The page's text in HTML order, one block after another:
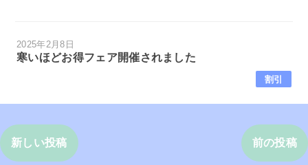
2025年2月8日
寒いほどお得フェア開催されました
割引
新しい投稿 前の投稿